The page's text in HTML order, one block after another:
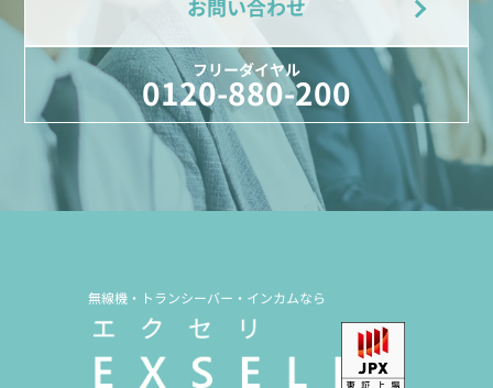
お問い合わせ
フリーダイヤル
0120-880-200
無線機・トランシーバー・インカムなら